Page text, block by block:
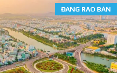
ĐANG RAO BÁN